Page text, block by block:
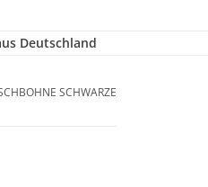
Deutschland
SCHWARZE